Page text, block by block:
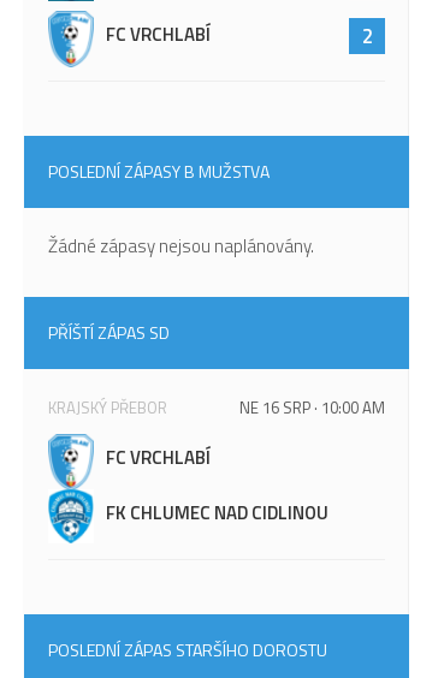
FC VRCHLABÍ 2
POSLEDNÍ ZÁPASY B MUŽSTVA
Žádné zápasy nejsou naplánovány.
PŘÍŠTÍ ZÁPAS SD
KRAJSKÝ PŘEBOR NE 16 SRP · 10:00 AM
FC VRCHLABÍ
FK CHLUMEC NAD CIDLINOU
POSLEDNÍ ZÁPAS STARŠÍHO DOROSTU